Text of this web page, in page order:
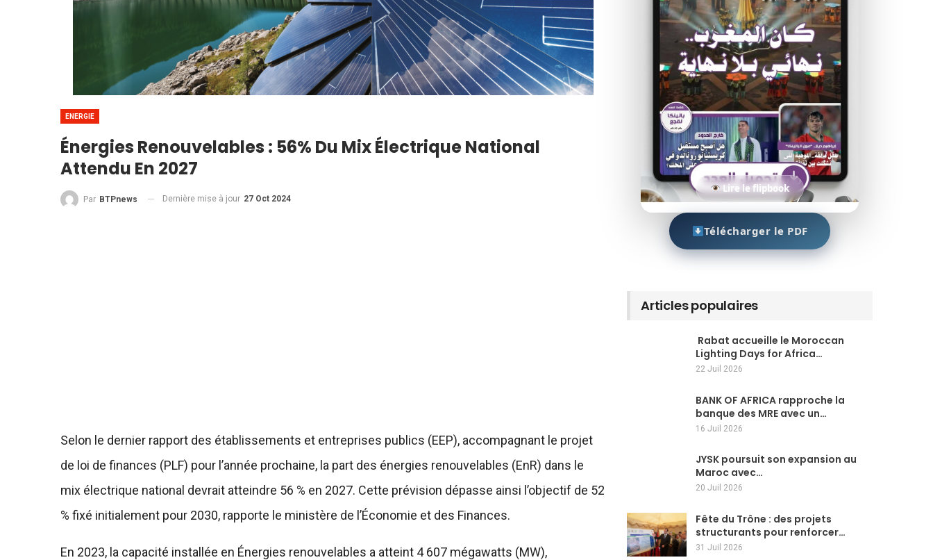
ENERGIE
Énergies Renouvelables : 56% Du Mix Électrique National
Attendu En 2027
Par BTPnews Dernière mise à jour 27 Oct 2024
Selon le dernier rapport des établissements et entreprises publics (EEP), accompagnant le projet
de loi de finances (PLF) pour l’année prochaine, la part des énergies renouvelables (EnR) dans le
mix électrique national devrait atteindre 56 % en 2027. Cette prévision dépasse ainsi l’objectif de 52
% fixé initialement pour 2030, rapporte le ministère de l’Économie et des Finances.
En 2023, la capacité installée en Énergies renouvelables a atteint 4 607 mégawatts (MW),
Lire le flipbook
Télécharger le PDF
Articles populaires
Rabat accueille le Moroccan
Lighting Days for Africa…
22 Juil 2026
BANK OF AFRICA rapproche la
banque des MRE avec un…
16 Juil 2026
JYSK poursuit son expansion au
Maroc avec…
20 Juil 2026
Fête du Trône : des projets
structurants pour renforcer…
31 Juil 2026